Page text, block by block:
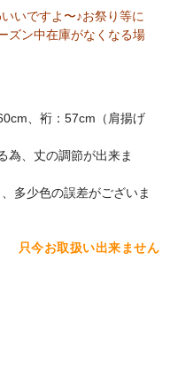
いですよ〜♪お祭り等に
ズン中在庫がなくなる場
、裄：57cm（肩揚げ
為、丈の調節が出来ま
多少色の誤差がございま
只今お取扱い出来ません